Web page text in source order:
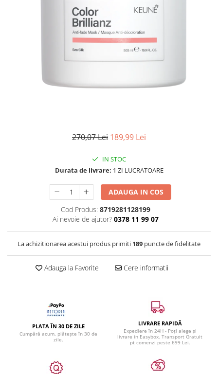
270,07 Lei 189,99 Lei
IN STOC
Durata de livrare: 1 ZI LUCRATOARE
ADAUGA IN COS
Cod Produs: 8719281128199
Ai nevoie de ajutor? 0378 11 99 07
La achizitionarea acestui produs primiti 189 puncte de fidelitate
Adauga la Favorite Cere informatii
PLATA ÎN 30 DE ZILE
Cumpără acum, plătește în 30 de
zile.
LIVRARE RAPIDĂ
Expediere în 24H - Poți alege și
livrare in Easybox. Transport Gratuit
pt comenzi peste 699 Lei.